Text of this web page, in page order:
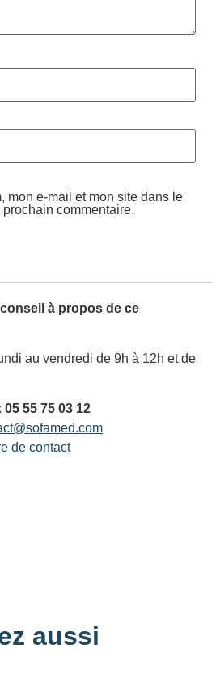
mon e-mail et mon site dans le
commentaire.
à propos de ce
au vendredi de 9h à 12h et de
05 55 75 03 12
de contact
aussi